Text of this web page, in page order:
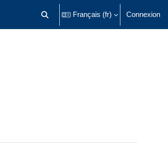
Activer/désactiver la saisie de
Français ‎(fr)‎ Connexion